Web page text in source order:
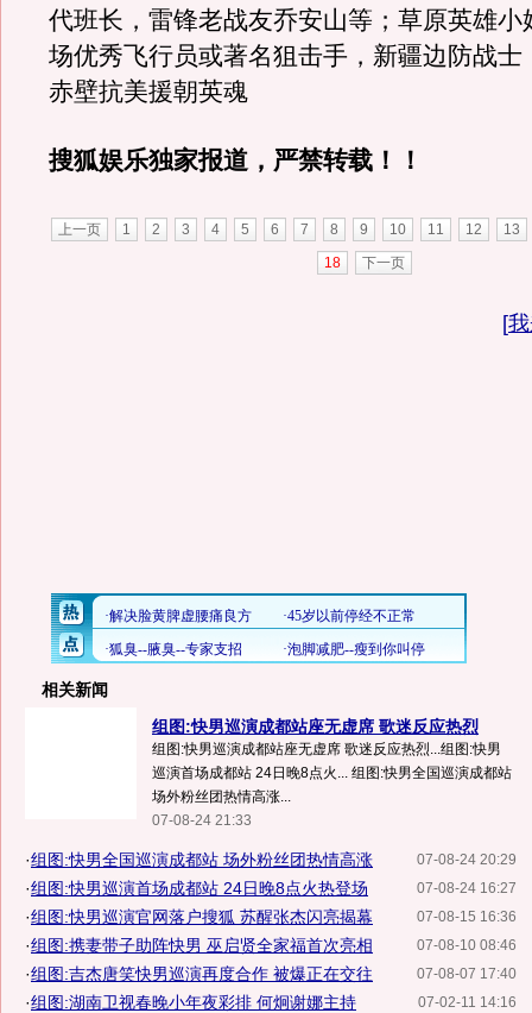
代班长，雷锋老战友乔安山等；草原英雄小
场优秀飞行员或著名狙击手，新疆边防战士
赤壁抗美援朝英魂
搜狐娱乐独家报道，严禁转载！！
上一页 1 2 3 4 5 6 7 8 9 10 11 12
13
18
下一页
[
相关新闻
组图:快男巡演成都站座无虚席 歌迷反应热烈
组图:快男巡演成都站座无虚席 歌迷反应热烈...组图:快男
巡演首场成都站 24日晚8点火... 组图:快男全国巡演成都站
场外粉丝团热情高涨...
07-08-24 21:33
07-08-24 20:29
·组图:快男全国巡演成都站 场外粉丝团热情高涨
07-08-24 16:27
·组图:快男巡演首场成都站 24日晚8点火热登场
07-08-15 16:36
·组图:快男巡演官网落户搜狐 苏醒张杰闪亮揭幕
07-08-10 08:46
·组图:携妻带子助阵快男 巫启贤全家福首次亮相
07-08-07 17:40
·组图:吉杰唐笑快男巡演再度合作 被爆正在交往
07-02-11 14:16
·组图:湖南卫视春晚小年夜彩排 何炯谢娜主持